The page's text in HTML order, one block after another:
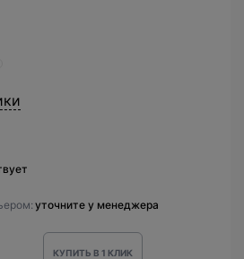
уточните у менеджера
КУПИТЬ В 1 КЛИК